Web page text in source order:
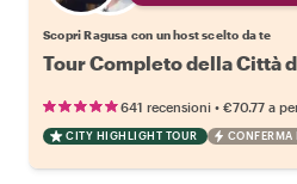
Scopri Ragusa con un host scelto da te
Tour Completo della Città
641 recensioni • €70.77 a
CITY HIGHLIGHT TOUR CONFERMA